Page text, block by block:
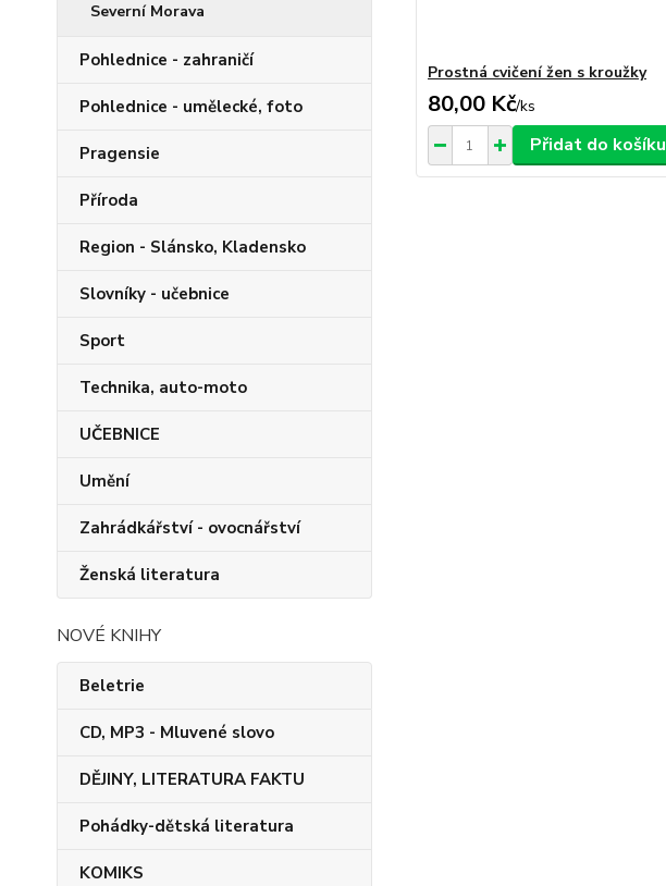
Severní Morava
Pohlednice - zahraničí
Pohlednice - umělecké, foto
Pragensie
Příroda
Region - Slánsko, Kladensko
Slovníky - učebnice
Sport
Technika, auto-moto
UČEBNICE
Umění
Zahrádkářství - ovocnářství
Ženská literatura
NOVÉ KNIHY
Beletrie
CD, MP3 - Mluvené slovo
DĚJINY, LITERATURA FAKTU
Pohádky-dětská literatura
KOMIKS
Prostná cvičení žen s kroužky
80,00 Kč/ks
Přidat do košíku